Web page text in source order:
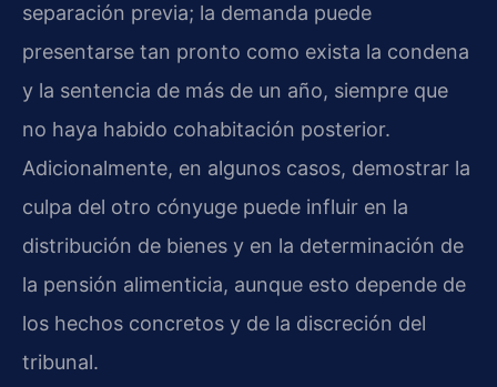
separación previa; la demanda puede
presentarse tan pronto como exista la condena
y la sentencia de más de un año, siempre que
no haya habido cohabitación posterior.
Adicionalmente, en algunos casos, demostrar la
culpa del otro cónyuge puede influir en la
distribución de bienes y en la determinación de
la pensión alimenticia, aunque esto depende de
los hechos concretos y de la discreción del
tribunal.